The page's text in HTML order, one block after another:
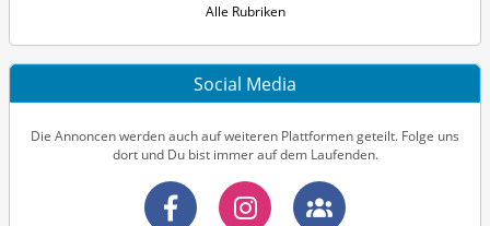
Alle Rubriken
Social Media
Die Annoncen werden auch auf weiteren Plattformen geteilt. Folge uns
dort und Du bist immer auf dem Laufenden.